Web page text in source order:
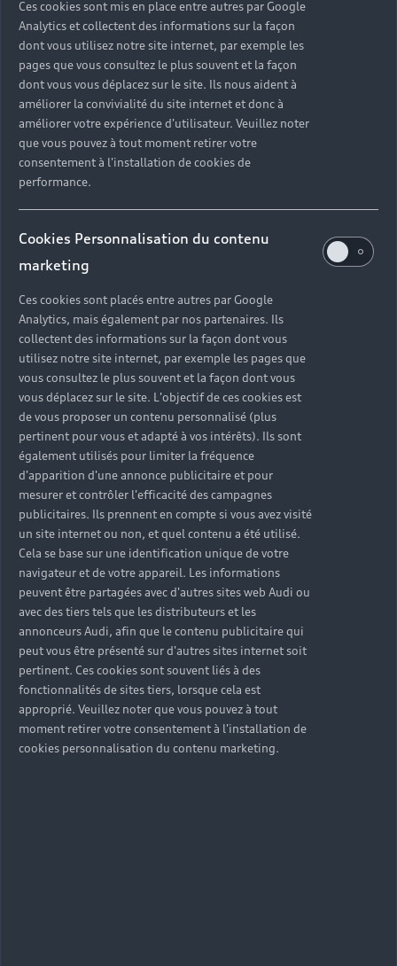
Ces cookies sont mis en place entre autres par Google
Analytics et collectent des informations sur la façon
dont vous utilisez notre site internet, par exemple les
pages que vous consultez le plus souvent et la façon
dont vous vous déplacez sur le site. Ils nous aident à
améliorer la convivialité du site internet et donc à
améliorer votre expérience d'utilisateur. Veuillez noter
que vous pouvez à tout moment retirer votre
consentement à l'installation de cookies de
performance.
Cookies Personnalisation du contenu
marketing
Ces cookies sont placés entre autres par Google
Analytics, mais également par nos partenaires. Ils
collectent des informations sur la façon dont vous
utilisez notre site internet, par exemple les pages que
vous consultez le plus souvent et la façon dont vous
vous déplacez sur le site. L'objectif de ces cookies est
de vous proposer un contenu personnalisé (plus
pertinent pour vous et adapté à vos intérêts). Ils sont
également utilisés pour limiter la fréquence
d'apparition d'une annonce publicitaire et pour
mesurer et contrôler l'efficacité des campagnes
publicitaires. Ils prennent en compte si vous avez visité
un site internet ou non, et quel contenu a été utilisé.
Cela se base sur une identification unique de votre
navigateur et de votre appareil. Les informations
peuvent être partagées avec d'autres sites web Audi ou
avec des tiers tels que les distributeurs et les
annonceurs Audi, afin que le contenu publicitaire qui
peut vous être présenté sur d'autres sites internet soit
pertinent. Ces cookies sont souvent liés à des
fonctionnalités de sites tiers, lorsque cela est
approprié. Veuillez noter que vous pouvez à tout
moment retirer votre consentement à l'installation de
cookies personnalisation du contenu marketing.
L’aventure entrepreneuriale de cet homme de
39 ans a démarré en 2009 avec le lancement de
sa start-up de fitness Runtastic qu'il a fondée
avec trois autres étudiants.
Aujourd'hui, M. Gschwandtner est également
conférencier. Il intervient souvent dans des
conférences et des événements nationaux et